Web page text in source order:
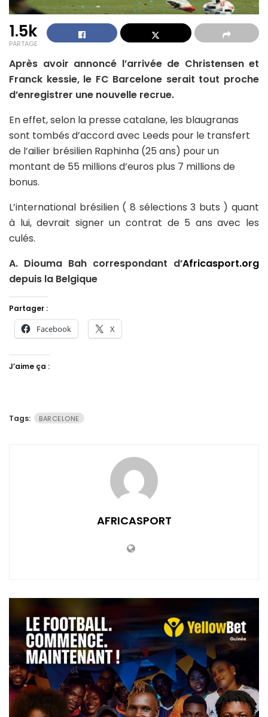
1.5k
PARTAGE
Après avoir annoncé l’arrivée de Christensen et
Franck kessie, le FC Barcelone serait tout proche
d’enregistrer une nouvelle recrue.
En effet, selon la presse catalane, les blaugranas
sont tombés d’accord avec Leeds pour le transfert
de l’ailier brésilien Raphinha (25 ans) pour un
montant de 55 millions d’euros plus 7 millions de
bonus.
L’international brésilien ( 8 sélections 3 buts ) quant
à lui, devrait signer un contrat de 5 ans avec les
culés.
A. Diouma Bah correspondant d’Africasport.org
depuis la Belgique
Partager :
Facebook X
J’aime ça :
Tags: BARCELONE
AFRICASPORT